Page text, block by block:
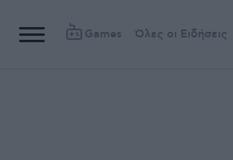
Games Όλες οι Ειδήσεις